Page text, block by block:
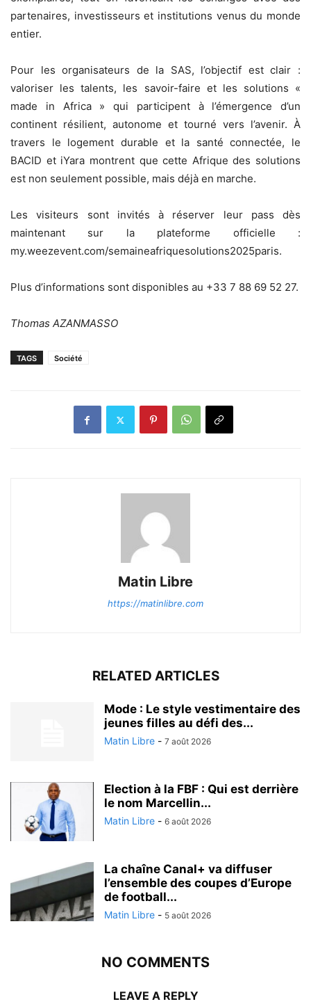
partenaires, investisseurs et institutions venus du monde
entier.
Pour les organisateurs de la SAS, l’objectif est clair :
valoriser les talents, les savoir-faire et les solutions «
made in Africa » qui participent à l’émergence d’un
continent résilient, autonome et tourné vers l’avenir. À
travers le logement durable et la santé connectée, le
BACID et iYara montrent que cette Afrique des solutions
est non seulement possible, mais déjà en marche.
Les visiteurs sont invités à réserver leur pass dès
maintenant sur la plateforme officielle :
my.weezevent.com/semaineafriquesolutions2025paris.
Plus d’informations sont disponibles au +33 7 88 69 52 27.
Thomas AZANMASSO
TAGS Société
Matin Libre
https://matinlibre.com
RELATED ARTICLES
Mode : Le style vestimentaire des
jeunes filles au défi des...
Matin Libre - 7 août 2026
Election à la FBF : Qui est derrière
le nom Marcellin...
Matin Libre - 6 août 2026
La chaîne Canal+ va diffuser
l’ensemble des coupes d’Europe
de football...
Matin Libre - 5 août 2026
NO COMMENTS
LEAVE A REPLY